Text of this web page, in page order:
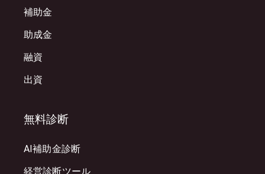
補助金
助成金
融資
出資
無料診断
AI補助金診断
経営診断ツール